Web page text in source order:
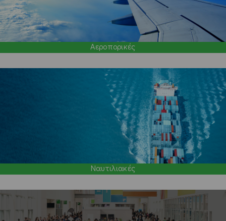
Αεροπορικές
Ναυτιλιακές